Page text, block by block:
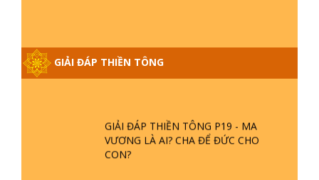
GIẢI ĐÁP THIỀN TÔNG
GIẢI ĐÁP THIỀN TÔNG ĐẶC BIỆT
PHẦN 20 - BÁC NGUYỄN NHÂN LÀ AI?
PHIỀN NÃO DO ĐÂU MÀ CÓ?
GIẢI ĐÁP THIỀN TÔNG P19 - MA
VƯƠNG LÀ AI? CHA ĐỂ ĐỨC CHO
CON?